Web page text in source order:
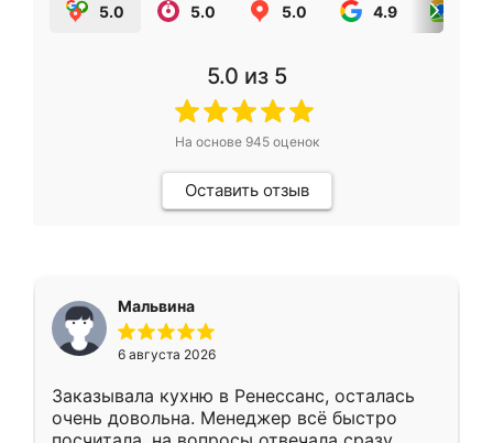
5.0 5.0 5.0 4.9
5.0 из 5
На основе 945оценок
Оставить отзыв
Мальвина
6 августа 2026
Заказывала кухню в Ренессанс, осталась
очень довольна. Менеджер всё быстро